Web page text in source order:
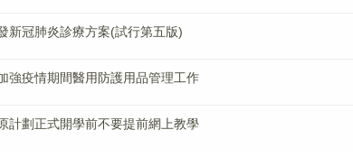
新冠肺炎診療方案(試行第五版)
強疫情期間醫用防護用品管理工作
計劃正式開學前不要提前網上教學